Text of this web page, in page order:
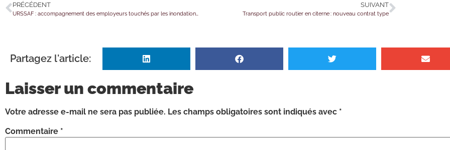
PRÉCÉDENT
URSSAF : accompagnement des employeurs touchés par les inondations en Gironde et en Dordogne
SUIVANT
Transport public routier en citerne : nouveau contrat type
Partagez l'article:
Laisser un commentaire
Votre adresse e-mail ne sera pas publiée. Les champs obligatoires sont indiqués avec *
Commentaire *